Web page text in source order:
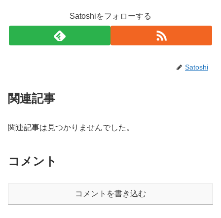
Satoshiをフォローする
Satoshi
関連記事
関連記事は見つかりませんでした。
コメント
コメントを書き込む